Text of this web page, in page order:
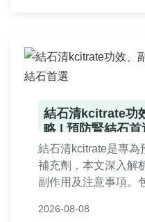
結石清kcitrate功
略 | 預防腎結石首
結石清kcitrate是專為
補充劑，本文深入解
副作用及注意事項。
石清kcitrate，適合有
2026-08-08